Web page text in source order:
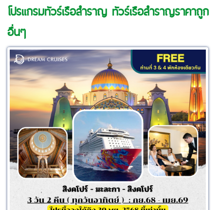
โปรแกรมทัวร์เรือสำราญ ทัวร์เรือสำราญราคาถูก
อื่นๆ